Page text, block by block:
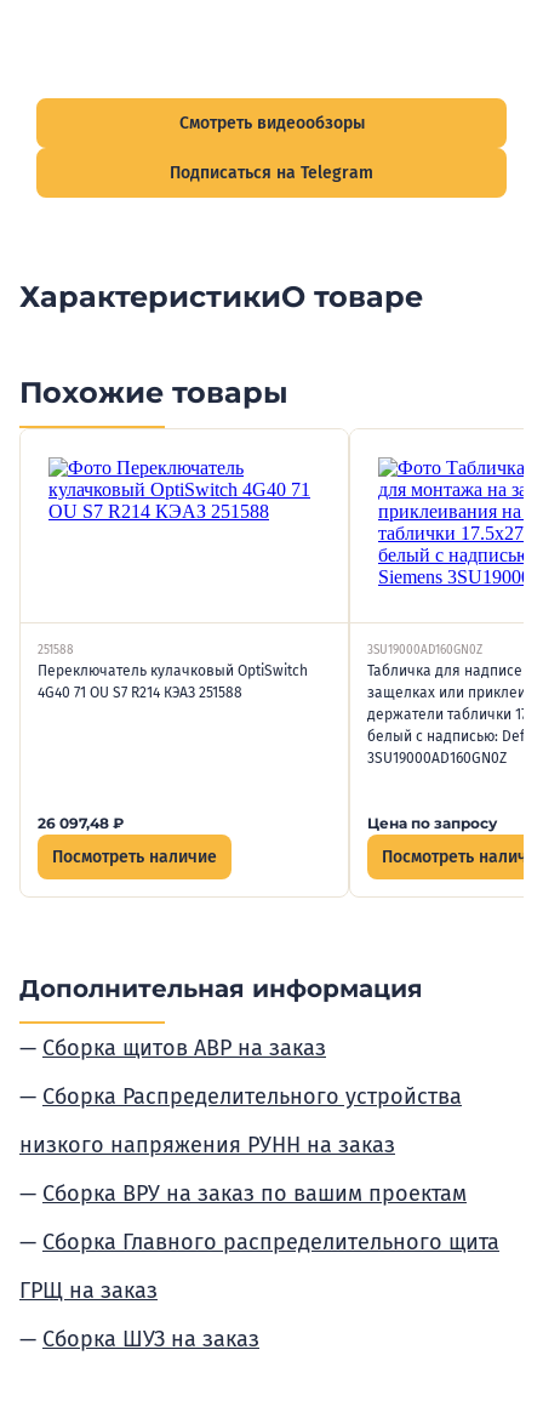
Смотреть видеообзоры
Подписаться на Telegram
ХарактеристикиО товаре
Похожие товары
251588
Переключатель кулачковый OptiSwitch
4G40 71 OU S7 R214 КЭАЗ 251588
26 097,48 ₽
Посмотреть наличие
3SU19000AD160GN0Z
Табличка для надписей
защелках или
держатели таблички
белый с надписью:
3SU19000AD160GN0Z
Цена по запросу
Посмотреть
Дополнительная информация
Сборка щитов АВР на заказ
Сборка Распределительного устройства
низкого напряжения РУНН на заказ
Сборка ВРУ на заказ по вашим проектам
Сборка Главного распределительного щита
ГРЩ на заказ
Сборка ШУЗ на заказ